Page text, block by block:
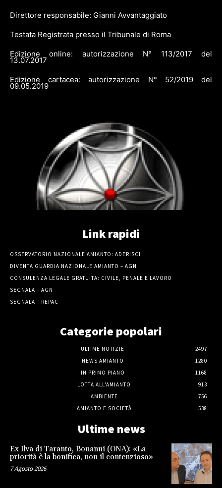
Direttore responsabile: Gianni Avvantaggiato
Testata Registrata presso il Tribunale di Roma
Edizione online: autorizzazione N° 113/2017 del
13.07.2017
Edizione cartacea: autorizzazione N° 52/2019 del
09.05.2019
Link rapidi
OSSERVATORIO NAZIONALE AMIANTO: ADERISCI
DIVENTA GUARDIA NAZIONALE AMIANTO – AGN
CONSULENZA LEGALE GRATUITA: CIVILE, PENALE E LAVORO
SEGNALA – AGN
SEGNALA – REPAC
Categorie popolari
ULTIME NOTIZIE
2497
NEWS AMIANTO
1280
IN PRIMO PIANO
1168
LOTTA ALL'AMIANTO
913
AMBIENTE
756
AMIANTO E SOCIETÀ
538
Ultime news
Ex Ilva di Taranto, Bonanni (ONA): «La
priorità è la bonifica, non il contenzioso»
7 Agosto 2026